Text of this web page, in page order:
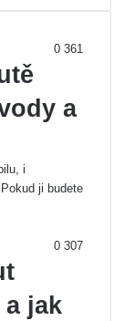
0 361
a
i
ji budete
0 307
jak